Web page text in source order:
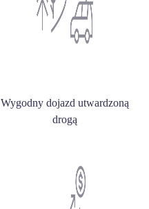
Wygodny dojazd utwardzoną
drogą